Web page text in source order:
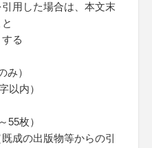
用した場合は、本文末
る
み）
以内）
55枚）
成の出版物等からの引